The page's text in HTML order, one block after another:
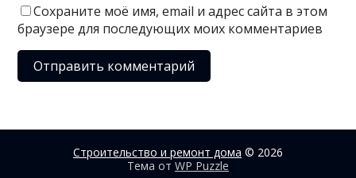
Сохраните моё имя, email и адрес сайта в этом
браузере для последующих моих комментариев
Строительство и ремонт дома © 2026
Тема от WP Puzzle